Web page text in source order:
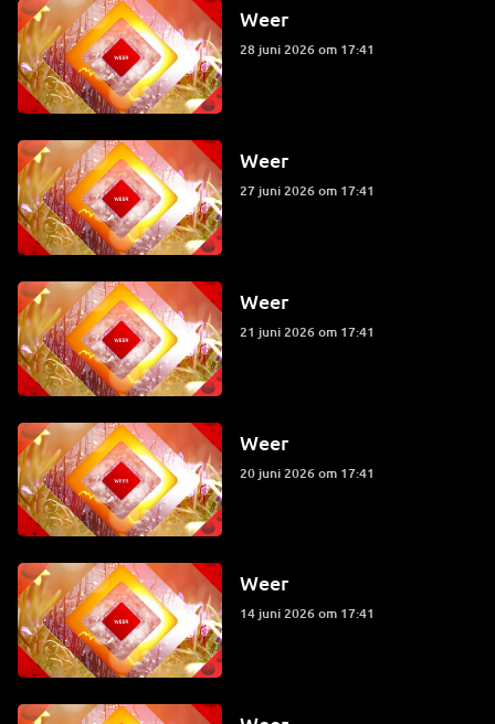
Weer
28 juni 2026 om 17:41
Weer
27 juni 2026 om 17:41
Weer
21 juni 2026 om 17:41
Weer
20 juni 2026 om 17:41
Weer
14 juni 2026 om 17:41